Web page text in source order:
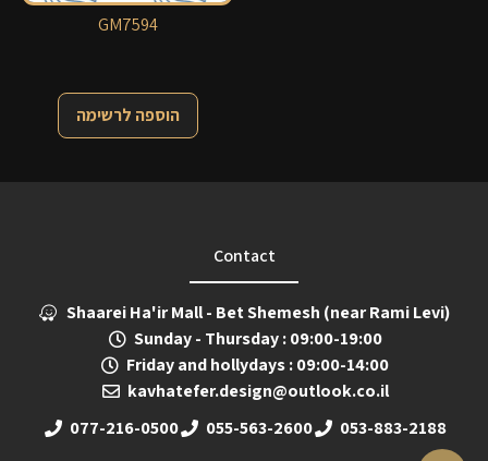
GM7594
הוספה לרשימה
Contact
Shaarei Ha'ir Mall - Bet Shemesh (near Rami Levi)
Sunday - Thursday : 09:00-19:00
Friday and hollydays : 09:00-14:00
kavhatefer.design@outlook.co.il
077-216-0500
055-563-2600 053-883-2188